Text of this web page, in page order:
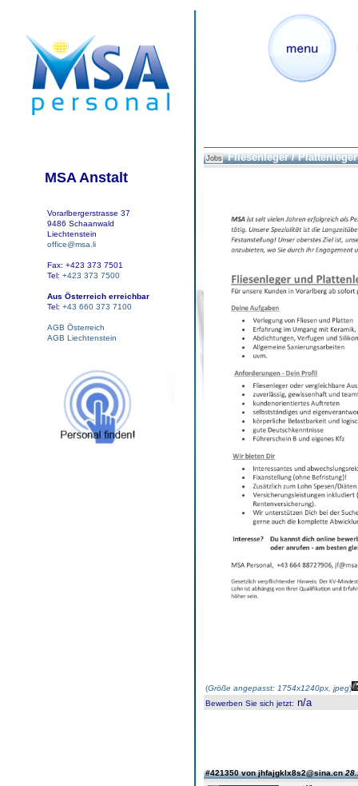
MSA Anstalt
Vorarlbergerstrasse 37
9486 Schaanwald
Liechtenstein
office@msa.li
Fax: +423 373 7501
Tel: +423 373 7500
Aus Österreich erreichbar
Tel: +43 660 373 7100
AGB Österreich
AGB Liechtenstein
Jobs Fliesenleger / Plattenleger
(Größe angepasst: 1754x1240px, jpeg)
Bewerben Sie sich jetzt: n/a
#421350 von jhfajgklx8s2@sina.cn